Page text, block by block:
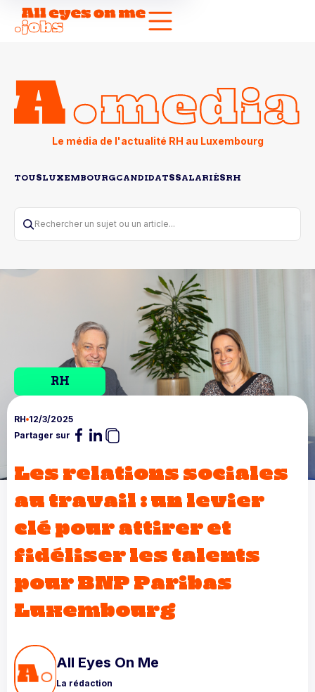
Le média de l'actualité RH au Luxembourg
TOUSLUXEMBOURGCANDIDATSSALARIÉSRH
Rechercher un sujet ou un article...
RH
RH 12/3/2025
Partager sur
Les relations sociales
au travail : un levier
clé pour attirer et
fidéliser les talents
pour BNP Paribas
Luxembourg
All Eyes On Me
La rédaction